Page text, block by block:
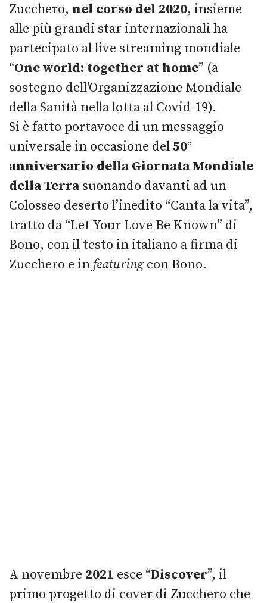
Zucchero, nel corso del 2020, insieme
alle più grandi star internazionali ha
partecipato al live streaming mondiale
“One world: together at home” (a
sostegno dell'Organizzazione Mondiale
della Sanità nella lotta al Covid-19).
Si è fatto portavoce di un messaggio
universale in occasione del50°
anniversario della Giornata Mondiale
della Terrasuonando davanti ad un
Colosseo deserto l’inedito “Canta la vita”,
tratto da “Let Your Love Be Known” di
Bono, con il testo in italiano a firma di
Zucchero e in featuringcon Bono.
A novembre 2021 esce “Discover”, il
primo progetto di cover di Zucchero che